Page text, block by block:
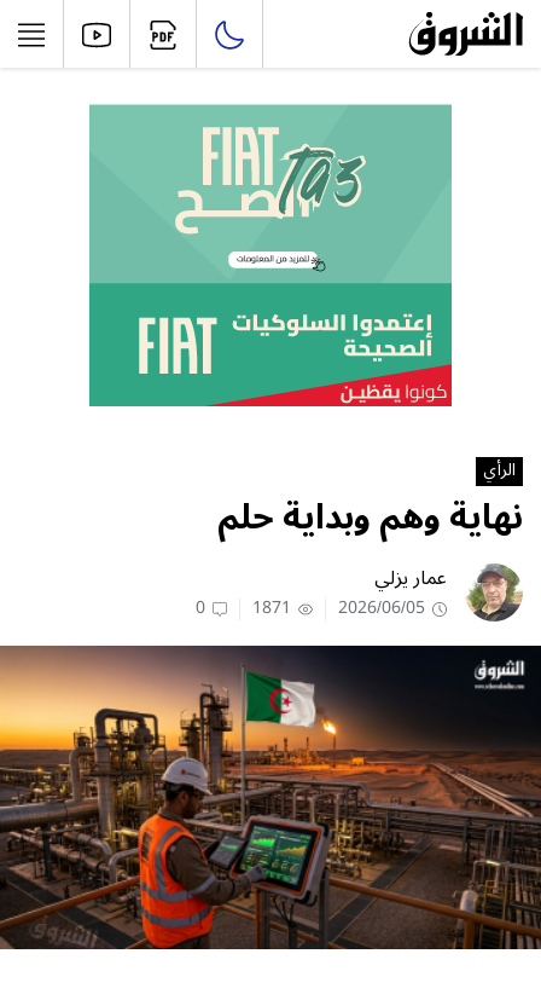
الرأي
نهاية وهم وبداية حلم
عمار يزلي
2026/06/05
1871
0